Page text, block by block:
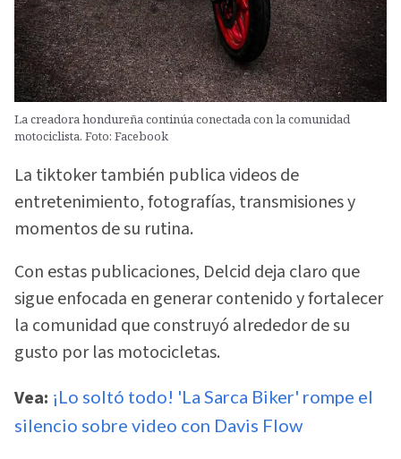
La creadora hondureña continúa conectada con la comunidad
motociclista. Foto: Facebook
La tiktoker también publica videos de
entretenimiento, fotografías, transmisiones y
momentos de su rutina.
Con estas publicaciones, Delcid deja claro que
sigue enfocada en generar contenido y fortalecer
la comunidad que construyó alrededor de su
gusto por las motocicletas.
Vea: ¡Lo soltó todo! 'La Sarca Biker' rompe el
silencio sobre video con Davis Flow